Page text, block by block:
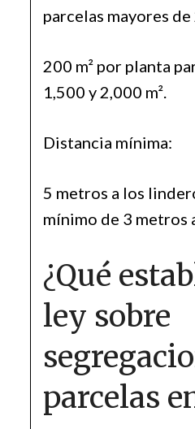
parcelas mayores de
200 m² por planta
1,500 y 2,000 m².
Distancia mínima:
5 metros a los
mínimo de 3 metros
¿Qué
ley sobre
parcelas